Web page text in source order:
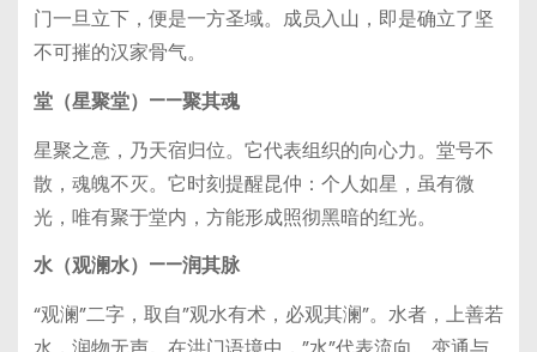
门一旦立下，便是一方圣域。成员入山，即是确立了坚
不可摧的汉家骨气。
堂（星聚堂）——聚其魂
星聚之意，乃天宿归位。它代表组织的向心力。堂号不
散，魂魄不灭。它时刻提醒昆仲：个人如星，虽有微
光，唯有聚于堂内，方能形成照彻黑暗的红光。
水（观澜水）——润其脉
“观澜”二字，取自”观水有术，必观其澜”。水者，上善若